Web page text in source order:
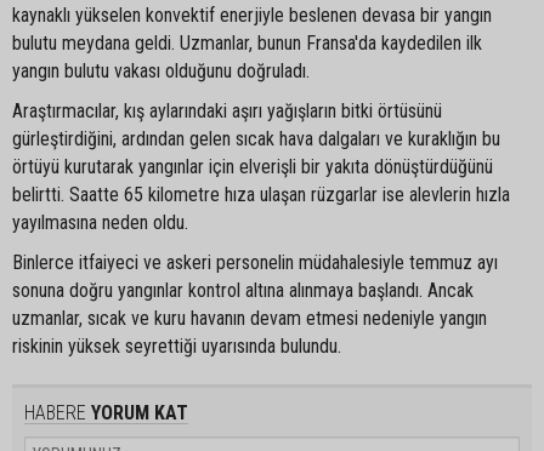
kaynaklı yükselen konvektif enerjiyle beslenen devasa bir yangın
bulutu meydana geldi. Uzmanlar, bunun Fransa'da kaydedilen ilk
yangın bulutu vakası olduğunu doğruladı.
Araştırmacılar, kış aylarındaki aşırı yağışların bitki örtüsünü
gürleştirdiğini, ardından gelen sıcak hava dalgaları ve kuraklığın bu
örtüyü kurutarak yangınlar için elverişli bir yakıta dönüştürdüğünü
belirtti. Saatte 65 kilometre hıza ulaşan rüzgarlar ise alevlerin hızla
yayılmasına neden oldu.
Binlerce itfaiyeci ve askeri personelin müdahalesiyle temmuz ayı
sonuna doğru yangınlar kontrol altına alınmaya başlandı. Ancak
uzmanlar, sıcak ve kuru havanın devam etmesi nedeniyle yangın
riskinin yüksek seyrettiği uyarısında bulundu.
HABERE YORUM KAT